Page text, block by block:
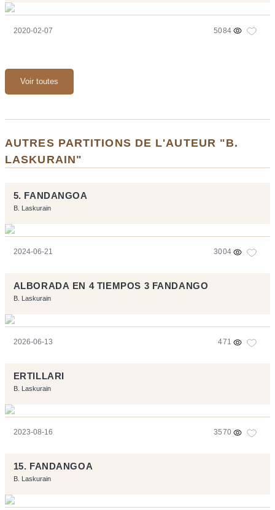
2020-02-07 5084
Voir toutes
AUTRES PARTITIONS DE L'AUTEUR "B.
LASKURAIN"
5. FANDANGOA
B. Laskurain
2024-06-21 3004
ALBORADA EN 4 TIEMPOS 3 FANDANGO
B. Laskurain
2026-06-13 471
ERTILLARI
B. Laskurain
2023-08-16 3570
15. FANDANGOA
B. Laskurain